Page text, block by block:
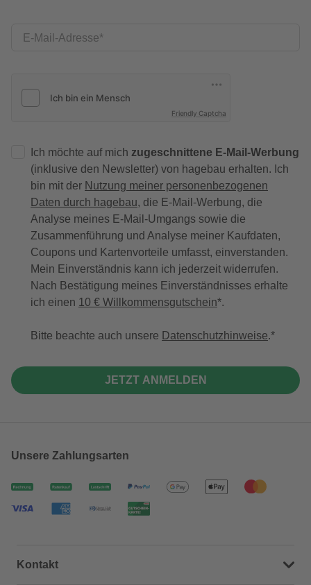
E-Mail-Adresse
Friendly Captcha
Ich möchte auf mich zugeschnittene E-Mail-Werbung
(inklusive den Newsletter) von hagebau erhalten. Ich
bin mit der Nutzung meiner personenbezogenen
Daten durch hagebau, die E-Mail-Werbung, die
Analyse meines E-Mail-Umgangs sowie die
Zusammenführung und Analyse meiner Kaufdaten,
Coupons und Kartenvorteile umfasst, einverstanden.
Mein Einverständnis kann ich jederzeit widerrufen.
Nach Bestätigung meines Einverständnisses erhalte
ich einen 10 € Willkommensgutschein*.
Bitte beachte auch unsere Datenschutzhinweise.
JETZT ANMELDEN
Unsere Zahlungsarten
Kontakt